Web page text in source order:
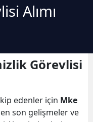
Alımı
Görevlisi
edenler için Mke
son gelişmeler ve